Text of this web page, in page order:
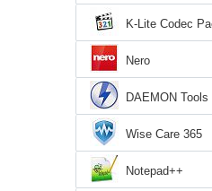
K-Lite Codec
Nero
DAEMON Tools
Wise Care 365
Notepad++